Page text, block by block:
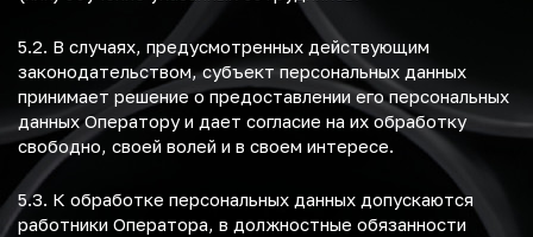
5.2. В случаях, предусмотренных действующим
законодательством, субъект персональных данных
принимает решение о предоставлении его персональных
данных Оператору и дает согласие на их обработку
свободно, своей волей и в своем интересе.
5.3. К обработке персональных данных допускаются
работники Оператора, в должностные обязанности